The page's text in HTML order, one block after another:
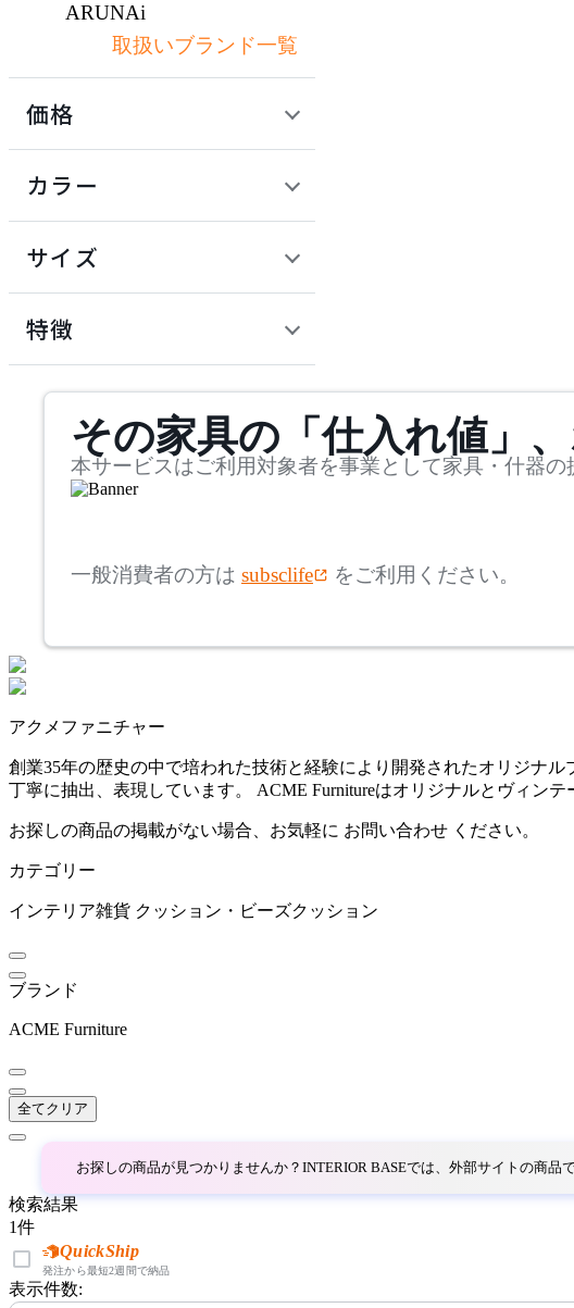
ARUNAi
アルナイ
アズマヤ
BoConcept
カンディハウス
ロジェクト
extremis
エクストレミス
FIS
エフアイエス
Fumi
HIKARI
ヒカリ
HOMEDAY
ホームデイ
取扱いブランド一覧
価格
カラー
サイズ
mm
検索
~
~
mm
特徴
その家具の「仕入れ値」、
本サービスはご利用対象者を事業として家具・什器
一般消費者の方は subsclife をご利用ください。
アクメファニチャー
創業35年の歴史の中で培われた技術と経験により開発されたオリジナ
丁寧に抽出、表現しています。 ACME Furnitureはオリジナルとヴィン
お探しの商品の掲載がない場合、お気軽に お問い合わせ ください。
カテゴリー
インテリア雑貨 クッション・ビーズクッション
ブランド
ACME Furniture
全てクリア
お探しの商品が見つかりませんか？INTERIOR BASEでは、外部サイトの商品
検索結果
1件
QuickShip
発注から最短2週間で納品
表示件数: